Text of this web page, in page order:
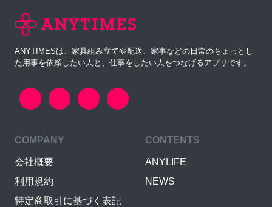
ANYTIMESは、家具組み立てや配送、家事などの日常のちょっとし
た用事を依頼したい人と、仕事をしたい人をつなげるアプリです。
COMPANY
会社概要
利用規約
特定商取引に基づく表記
CONTENTS
ANYLIFE
NEWS